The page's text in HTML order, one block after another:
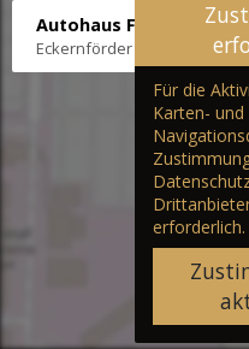
Autohaus Fräter
Eckernförder Str. /
Für die
Karten- und
erforderlich.